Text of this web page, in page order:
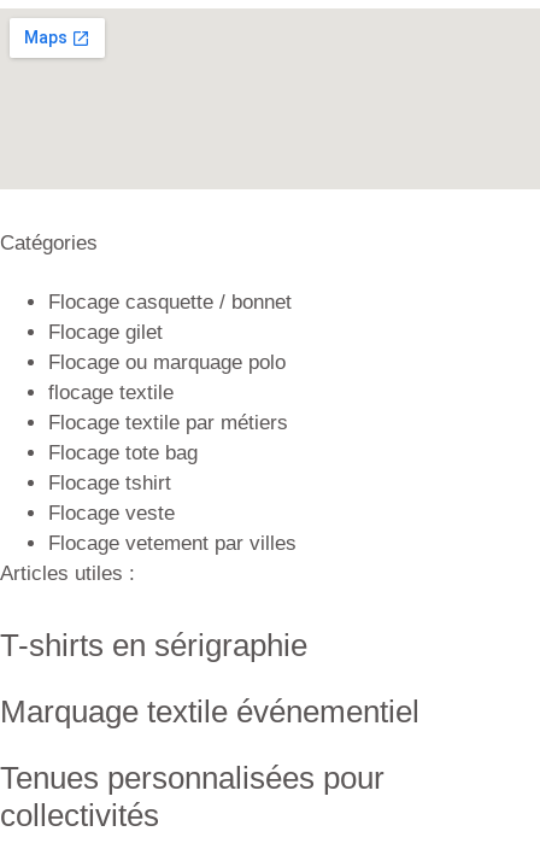
Catégories
Flocage casquette / bonnet
Flocage gilet
Flocage ou marquage polo
flocage textile
Flocage textile par métiers
Flocage tote bag
Flocage tshirt
Flocage veste
Flocage vetement par villes
Articles utiles :
T-shirts en sérigraphie
Marquage textile événementiel
Tenues personnalisées pour
collectivités